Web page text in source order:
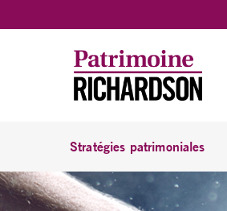
Stratégies patrimoniales